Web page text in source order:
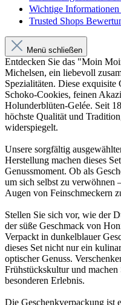
Wichtige
Trusted Shops
Menü schließen
Entdecken Sie das "Moin
Michelsen, ein liebevoll
Spezialitäten. Diese exquisite
Schoko-Cookies, feinen
Holunderblüten-Gelée. Seit
höchste Qualität und
widerspiegelt.
Unsere sorgfältig
Herstellung machen dieses
Genussmoment. Ob als
um sich selbst zu verwöhnen
Augen von Feinschmeckern
Stellen Sie sich vor, wie der
der süße Geschmack von
Verpackt in dunkelblauer
dieses Set nicht nur ein
optischer Genuss.
Frühstückskultur und
besonderen Erlebnis.
Die Geschenkverpackung ist